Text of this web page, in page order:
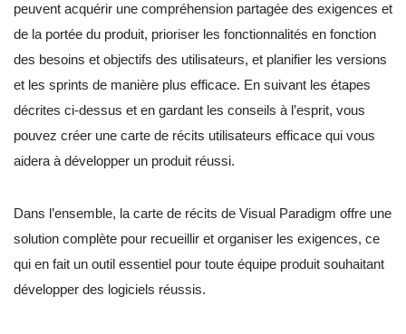
peuvent acquérir une compréhension partagée des exigences et
de la portée du produit, prioriser les fonctionnalités en fonction
des besoins et objectifs des utilisateurs, et planifier les versions
et les sprints de manière plus efficace. En suivant les étapes
décrites ci-dessus et en gardant les conseils à l’esprit, vous
pouvez créer une carte de récits utilisateurs efficace qui vous
aidera à développer un produit réussi.
Dans l’ensemble, la carte de récits de Visual Paradigm offre une
solution complète pour recueillir et organiser les exigences, ce
qui en fait un outil essentiel pour toute équipe produit souhaitant
développer des logiciels réussis.